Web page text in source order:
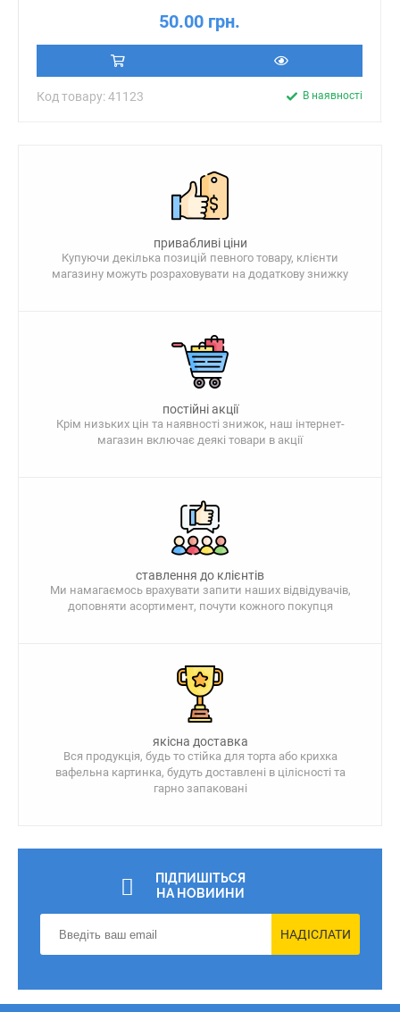
50.00 грн.
Код товару: 41123 В наявності
привабливі ціни
Купуючи декілька позицій певного товару, клієнти
магазину можуть розраховувати на додаткову знижку
постійні акції
Крім низьких цін та наявності знижок, наш інтернет-
магазин включає деякі товари в акції
ставлення до клієнтів
Ми намагаємось врахувати запити наших відвідувачів,
доповняти асортимент, почути кожного покупця
якісна доставка
Вся продукція, будь то стійка для торта або крихка
вафельна картинка, будуть доставлені в цілісності та
гарно запаковані
ПІДПИШІТЬСЯ
НА НОВИИНИ
НАДІСЛАТИ